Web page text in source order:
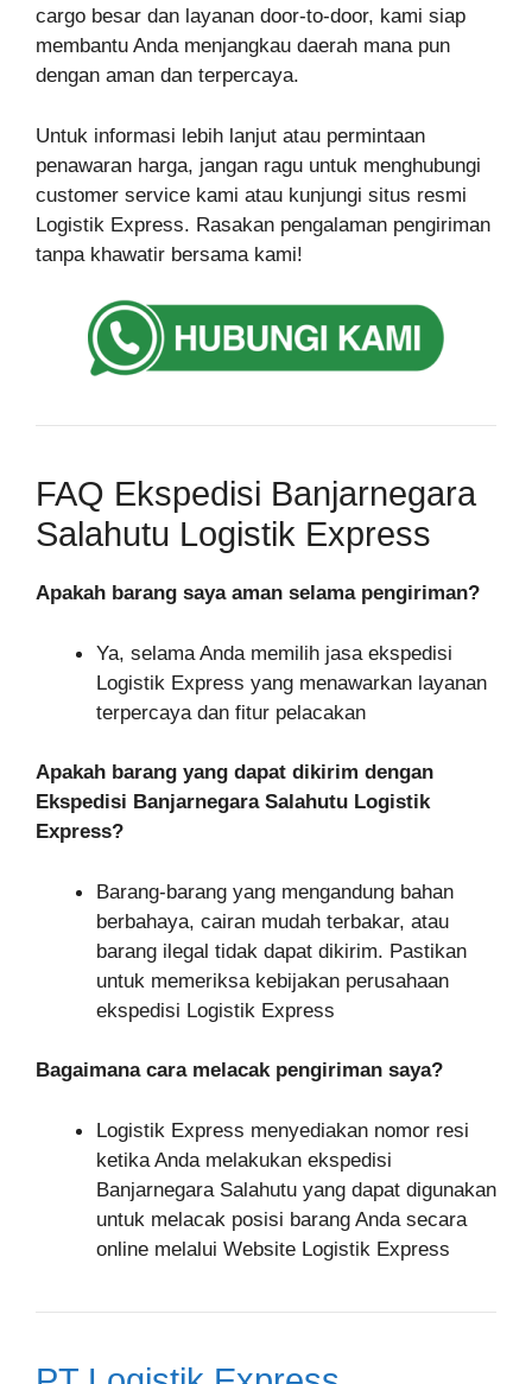
cargo besar dan layanan door-to-door, kami siap
membantu Anda menjangkau daerah mana pun
dengan aman dan terpercaya.
Untuk informasi lebih lanjut atau permintaan
penawaran harga, jangan ragu untuk menghubungi
customer service kami atau kunjungi situs resmi
Logistik Express. Rasakan pengalaman pengiriman
tanpa khawatir bersama kami!
FAQ Ekspedisi Banjarnegara
Salahutu Logistik Express
Apakah barang saya aman selama pengiriman?
Ya, selama Anda memilih jasa ekspedisi
Logistik Express yang menawarkan layanan
terpercaya dan fitur pelacakan
Apakah barang yang dapat dikirim dengan
Ekspedisi Banjarnegara Salahutu Logistik
Express?
Barang-barang yang mengandung bahan
berbahaya, cairan mudah terbakar, atau
barang ilegal tidak dapat dikirim. Pastikan
untuk memeriksa kebijakan perusahaan
ekspedisi Logistik Express
Bagaimana cara melacak pengiriman saya?
Logistik Express menyediakan nomor resi
ketika Anda melakukan ekspedisi
Banjarnegara Salahutu yang dapat digunakan
untuk melacak posisi barang Anda secara
online melalui Website Logistik Express